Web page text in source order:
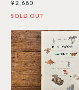
¥2,680
SOLD OUT